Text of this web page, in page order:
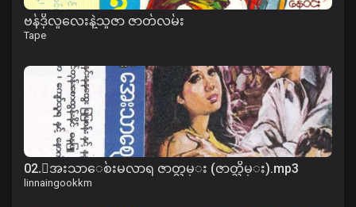
ဗန်ဒိုလူလေးနဲ့သူဇာ ဇာတ်လမ်း
Tape
02.ေအးသာေစ်းမလာရ ဇာတ္လမ္း (ဇာတ္သိမ္း).mp3
linnaingookkm